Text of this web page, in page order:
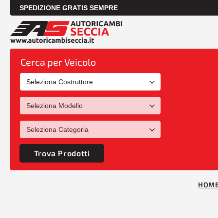
SPEDIZIONE GRATIS SEMPRE
Cerca per Veicolo
Trova Prodotti